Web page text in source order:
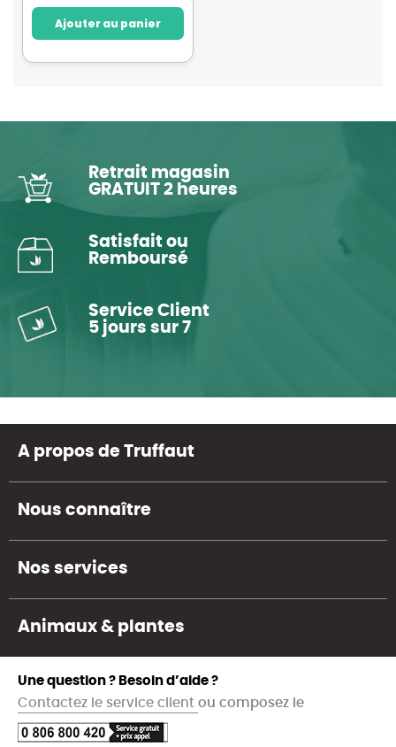
Ajouter au panier
Retrait magasin
GRATUIT 2 heures
Satisfait ou
Remboursé
Service Client
5 jours sur 7
A propos de Truffaut
Nous connaître
Nos services
Animaux & plantes
Une question ? Besoin d’aide ?
Contactez le service client ou composez le